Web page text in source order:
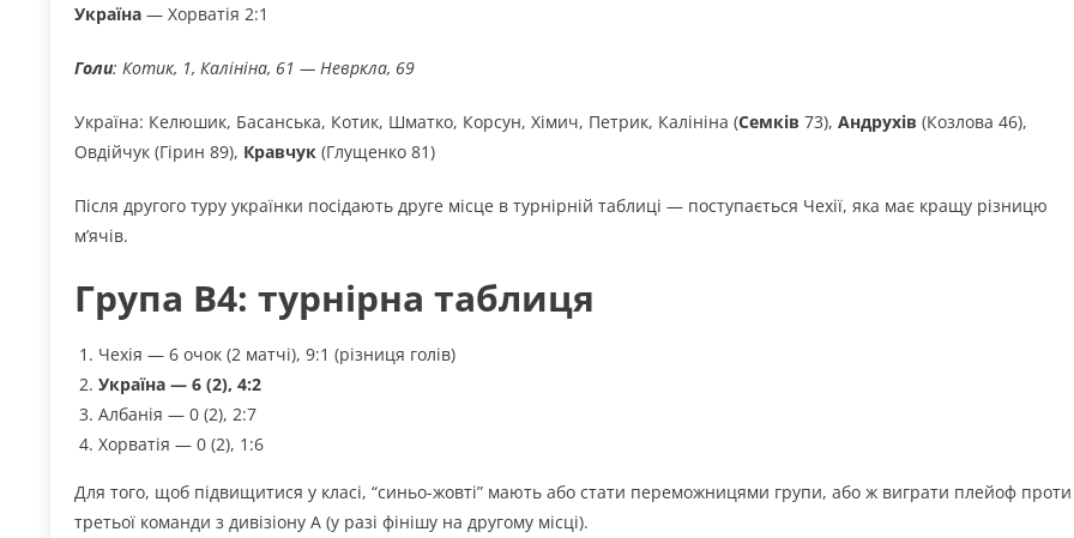
Україна — Хорватія 2:1
Голи: Котик, 1, Калініна, 61 — Невркла, 69
Україна: Келюшик, Басанська, Котик, Шматко, Корсун, Хімич, Петрик, Калініна (Семків 73), Андрухів (Козлова 46),
Овдійчук (Гірин 89), Кравчук (Глущенко 81)
Після другого туру українки посідають друге місце в турнірній таблиці — поступається Чехії, яка має кращу різницю
м’ячів.
Група В4: турнірна таблиця
Чехія — 6 очок (2 матчі), 9:1 (різниця голів)
Україна — 6 (2), 4:2
Албанія — 0 (2), 2:7
Хорватія — 0 (2), 1:6
Для того, щоб підвищитися у класі, “синьо-жовті” мають або стати переможницями групи, або ж виграти плейоф проти
третьої команди з дивізіону А (у разі фінішу на другому місці).